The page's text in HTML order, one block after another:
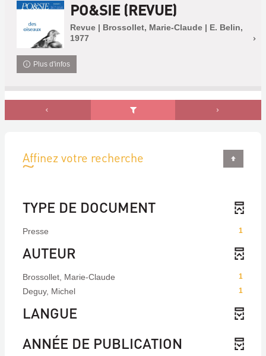
PO&SIE (REVUE)
Revue | Brossollet, Marie-Claude | E. Belin,
1977
Plus d'infos
Affinez votre recherche
TYPE DE DOCUMENT
1
Presse
AUTEUR
1
Brossollet, Marie-Claude
1
Deguy, Michel
LANGUE
ANNÉE DE PUBLICATION